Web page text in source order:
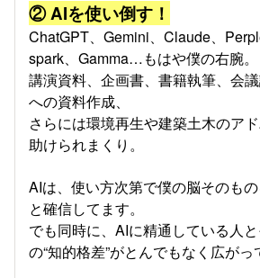
② AIを使い倒す！
ChatGPT、Gemini、Claude、
spark、Gamma…もはや僕の右腕。
講演資料、企画書、書籍執筆、会
への資料作成、
さらには環境再生や建築土木のア
助けられまくり。
AIは、使い方次第で僕の脳そのも
と確信してます。
でも同時に、AIに精通している人
の“知的格差”がとんでもなく広がっ